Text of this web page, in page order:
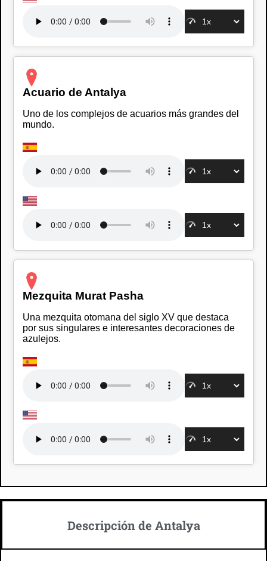
Acuario de Antalya
Uno de los complejos de acuarios más grandes del
mundo.
Mezquita Murat Pasha
Una mezquita otomana del siglo XV que destaca
por sus singulares e interesantes decoraciones de
azulejos.
Descripción de Antalya